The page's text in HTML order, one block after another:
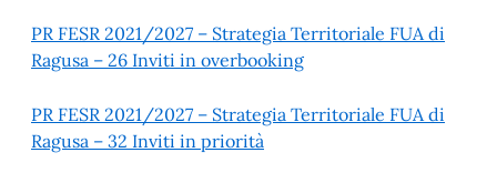
PR FESR 2021/2027 – Strategia Territoriale FUA di
Ragusa – 26 Inviti in overbooking
PR FESR 2021/2027 – Strategia Territoriale FUA di
Ragusa – 32 Inviti in priorità